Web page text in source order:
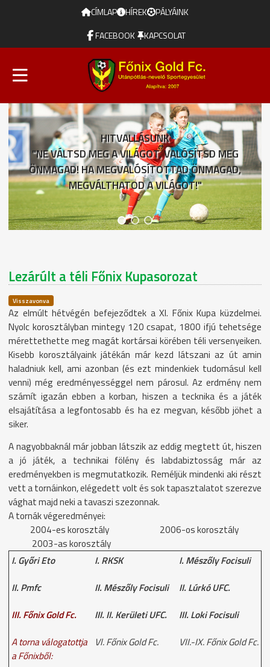
CÍMLAP HÍREK
PÁLYÁINK
FACEBOOK
KAPCSOLAT
HITVALLÁSUNK
"NE VÁLTSD MEG A VILÁGOT, VALÓSÍTSD MEG
ÖNMAGAD! HA MEGVALÓSÍTOTTAD ÖNMAGAD,
MEGVÁLTHATOD A VILÁGOT!"
Lezárúlt a téli Főnix Kupasorozat
Visszavonva
Az elmúlt hétvégén befejeződtek a XI. Főnix Kupa küzdelmei.
Nyolc korosztályban mintegy 120 csapat, 1800 ifjú tehetsége
mérettethette meg magát kortársai körében téli versenyeiken.
Kisebb korosztályaink játékán már kezd látszani az út amin
haladniuk kell, ami azonban (és ezt mindenkiek tudomásul kell
venni) még eredményességgel nem párosul. Az erdmény nem
számít igazán ebben a korban, hiszen a tecknika és a játék
elsajátítása a legfontosabb és ha ez megvan, később jöhet a
siker.
A nagyobbaknál már jobban látszik az eddig megtett út, hiszen
a jó játék, a technikai fölény és labdabiztosság már az
eredményekben is megmutatkozik. Reméljük mindenki aki részt
vett a tornáinkon, elégedett volt és sok tapasztalatot szerezve
vághat majd neki a tavaszi szezonnak.
A tornák végeredményei:
2004-es korosztály 2006-os korosztály
2003-as korosztály
I. Győri Eto
I. RKSK
I. Mészőly Focisuli
II. Pmfc
II. Mészőly Focisuli
II. Lúrkó UFC.
III. Főnix Gold Fc.
III. II. Kerületi UFC.
III. Loki Focisuli
A torna válogatottja
a Főnixből:
Vl. Főnix Gold Fc. VII.-IX. Főnix Gold Fc.